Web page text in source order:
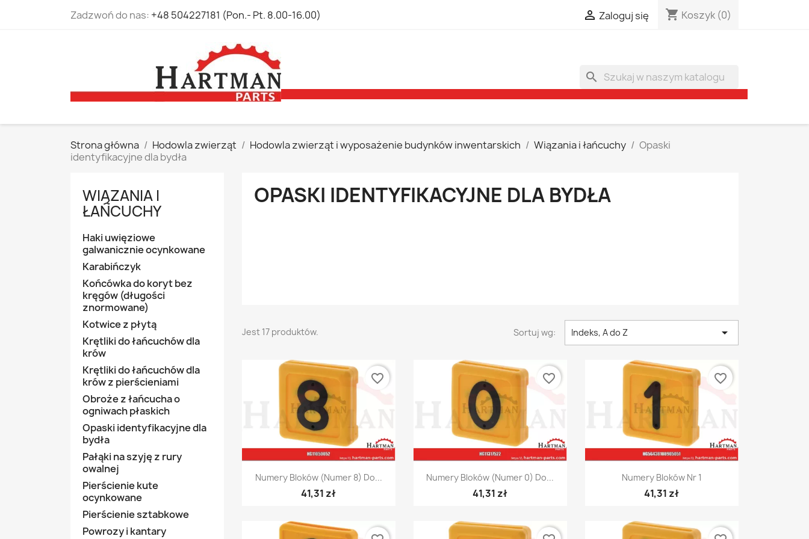
Zadzwoń do nas: +48 504227181 (Pon.- Pt. 8.00-16.00)  Zaloguj się shopping_cart Koszyk (0)
search
Strona główna Hodowla zwierząt Hodowla zwierząt i wyposażenie budynków inwentarskich Wiązania i łańcuchy
Opaski
identyfikacyjne dla bydła
WIĄZANIA I
ŁAŃCUCHY
Haki uwięziowe
galwanicznie ocynkowane
Karabińczyk
Końcówka do koryt bez
kręgów (długości
znormowane)
Kotwice z płytą
Krętliki do łańcuchów dla
krów
Krętliki do łańcuchów dla
krów z pierścieniami
Obroże z łańcucha o
ogniwach płaskich
Opaski identyfikacyjne dla
bydła
Pałąki na szyję z rury
owalnej
Pierścienie kute
ocynkowane
Pierścienie sztabkowe
Powrozy i kantary
OPASKI IDENTYFIKACYJNE DLA BYDŁA
Jest 17 produktów. Sortuj wg: Indeks, A do Z 
Szybki podgląd
Numery Bloków (numer 8) Do...
41,31 zł
favorite_border
Szybki podgląd
Numery Bloków (numer 0) Do...
41,31 zł
favorite_border
Szybki podgląd
Numery Bloków Nr 1
41,31 zł
favorite_border